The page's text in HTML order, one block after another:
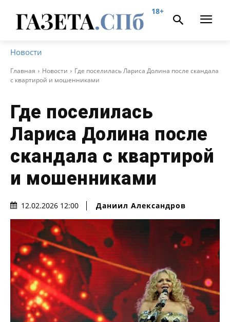
18+
Новости
Главная Новости
Где поселилась Лариса Долина после скандала
с квартирой и мошенниками
Где поселилась
Лариса Долина после
скандала с квартирой
и мошенниками
12.02.2026 12:00 Даниил Александров